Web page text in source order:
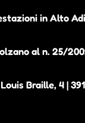
in Alto
al n. 25/
Braille, 4 |